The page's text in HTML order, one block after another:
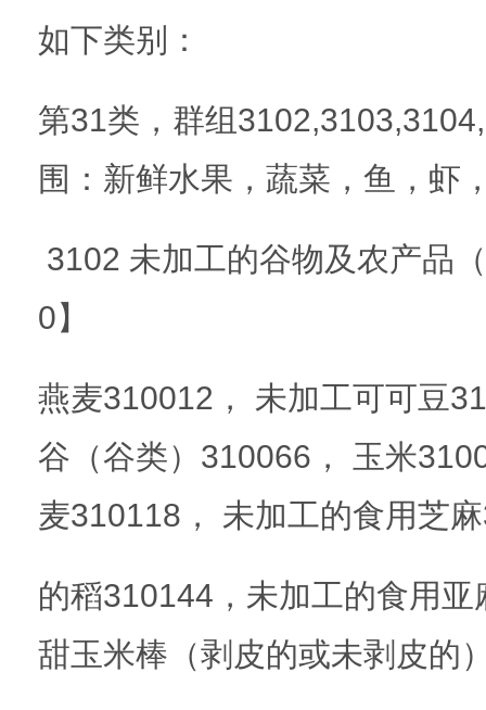
如下类别：
第31类，群组
围：新鲜水果，蔬菜，鱼，虾
3102 未加工的谷物及农产品
0】
燕麦310012， 未加工可可豆
谷（谷类）310066， 玉米
麦310118， 未加工的食用芝
的稻310144，未加工的食用
甜玉米棒（剥皮的或未剥皮的